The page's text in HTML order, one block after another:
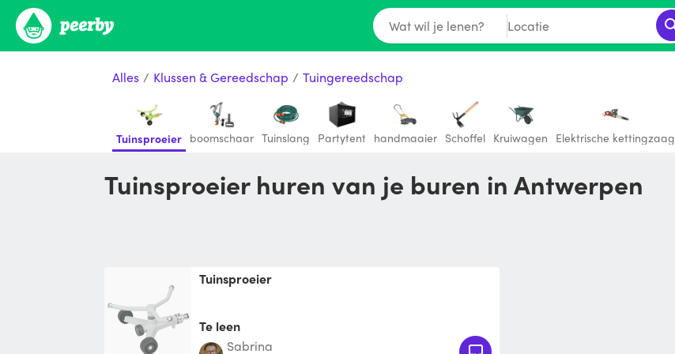
Wat wil je lenen? Locatie
Alles / Klussen & Gereedschap / Tuingereedschap
Tuinsproeier boomschaar Tuinslang Partytent handmaaier Schoffel Kruiwagen Elektrische kettingzaag
Tuinsproeier huren van je buren in Antwerpen
Tuinsproeier
Te leen
Sabrina